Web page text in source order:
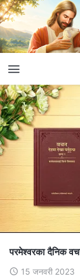
परमेश्‍वरका दैनिक
15 जनवरी 2023